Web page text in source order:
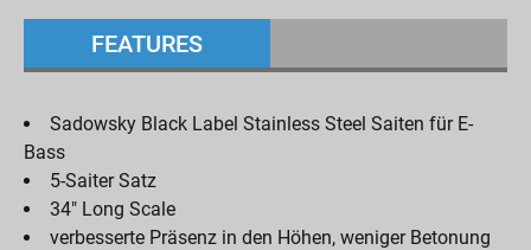
FEATURES
Sadowsky Black Label Stainless Steel Saiten für E-
Bass
5-Saiter Satz
34" Long Scale
verbesserte Präsenz in den Höhen, weniger Betonung